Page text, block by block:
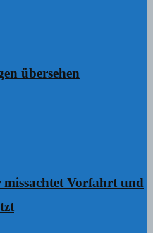
übersehen
missachtet Vorfahrt und